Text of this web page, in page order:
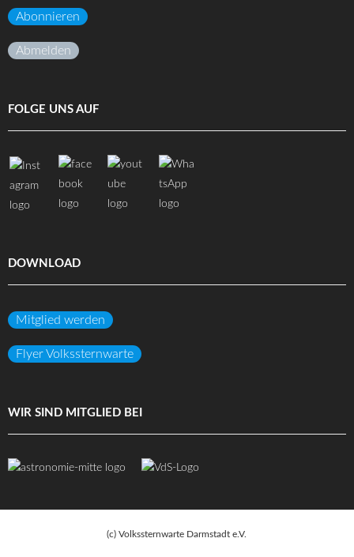
Abonnieren
Abmelden
FOLGE UNS AUF
DOWNLOAD
Mitglied werden
Flyer Volkssternwarte
WIR SIND MITGLIED BEI
(c) Volkssternwarte Darmstadt e.V.